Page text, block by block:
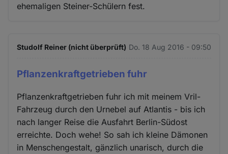
ehemaligen Steiner-Schülern fest.
Studolf Reiner (nicht überprüft) Do. 18 Aug 2016 - 09:50
Pflanzenkraftgetrieben fuhr
Pflanzenkraftgetrieben fuhr ich mit meinem Vril-
Fahrzeug durch den Urnebel auf Atlantis - bis ich
nach langer Reise die Ausfahrt Berlin-Südost
erreichte. Doch wehe! So sah ich kleine Dämonen
in Menschengestalt, gänzlich unarisch, durch die